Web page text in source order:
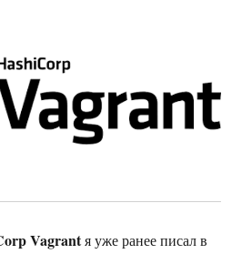
Vagrantя уже ранее писал в